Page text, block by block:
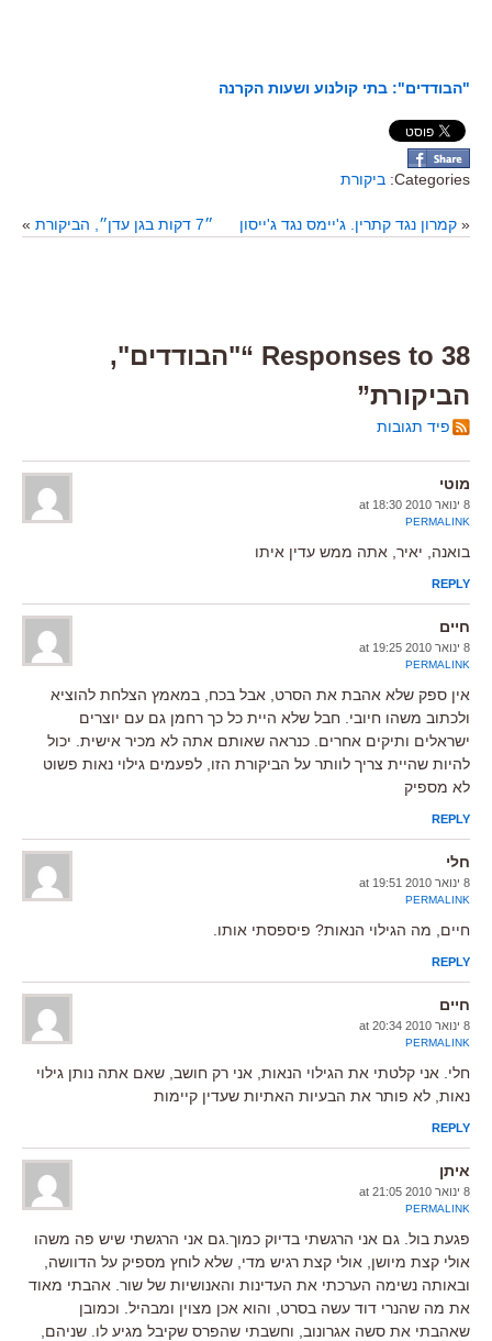
"הבודדים": בתי קולנוע ושעות הקרנה
Categories: ביקורת
« קמרון נגד קתרין. ג'יימס נגד ג'ייסון ״7 דקות בגן עדן״, הביקורת »
38 Responses to “"הבודדים",
הביקורת”
פיד תגובות
מוטי
8 ינואר 2010 at 18:30
PERMALINK
בואנה, יאיר, אתה ממש עדין איתו
REPLY
חיים
8 ינואר 2010 at 19:25
PERMALINK
אין ספק שלא אהבת את הסרט, אבל בכח, במאמץ הצלחת להוציא
ולכתוב משהו חיובי. חבל שלא היית כל כך רחמן גם עם יוצרים
ישראלים ותיקים אחרים. כנראה שאותם אתה לא מכיר אישית. יכול
להיות שהיית צריך לוותר על הביקורת הזו, לפעמים גילוי נאות פשוט
לא מספיק
REPLY
חלי
8 ינואר 2010 at 19:51
PERMALINK
חיים, מה הגילוי הנאות? פיספסתי אותו.
REPLY
חיים
8 ינואר 2010 at 20:34
PERMALINK
חלי. אני קלטתי את הגילוי הנאות, אני רק חושב, שאם אתה נותן גילוי
נאות, לא פותר את הבעיות האתיות שעדין קיימות
REPLY
איתן
8 ינואר 2010 at 21:05
PERMALINK
פגעת בול. גם אני הרגשתי בדיוק כמוך.גם אני הרגשתי שיש פה משהו
אולי קצת מיושן, אולי קצת רגיש מדי, שלא לוחץ מספיק על הדוושה,
ובאותה נשימה הערכתי את העדינות והאנושיות של שור. אהבתי מאוד
את מה שהנרי דוד עשה בסרט, והוא אכן מצוין ומבהיל. וכמובן
שאהבתי את סשה אגרונוב, וחשבתי שהפרס שקיבל מגיע לו. שניהם,